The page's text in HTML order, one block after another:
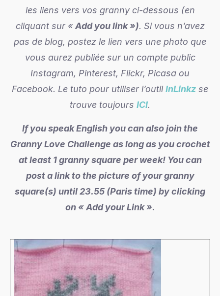
les liens vers vos granny ci-dessous (en
cliquant sur « Add you link »). Si vous n’avez
pas de blog, postez le lien vers une photo que
vous aurez publiée sur un compte public
Instagram, Pinterest, Flickr, Picasa ou
Facebook. Le tuto pour utiliser l’outilInLinkz se
trouve toujours ICI.
If you speak English you can also join the
Granny Love Challenge as long as you crochet
at least 1 granny square per week! You can
post a link to the picture of your granny
square(s) until 23.55 (Paris time) by clicking
on « Add your Link ».